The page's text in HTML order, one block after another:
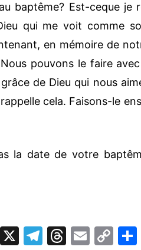
baptême? Est-ceque je
qui me voit comme
en mémoire de
pouvons le faire
de Dieu qui nous
cela. Faisons-le
la date de votre
W X
T
T
E
C